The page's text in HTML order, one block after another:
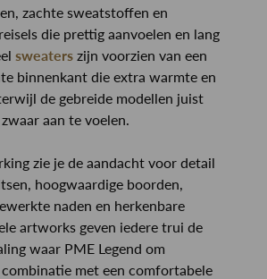
zachte sweatstoffen en
die prettig aanvoelen en lang
sweaters zijn voorzien van een
binnenkant die extra warmte en
de gebreide modellen juist
aan te voelen.
zie je de aandacht voor detail
hoogwaardige boorden,
naden en herkenbare
artworks geven iedere trui de
waar PME Legend om
met een comfortabele